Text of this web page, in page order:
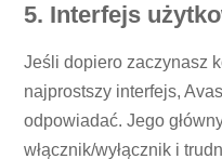
5. Interfejs
Jeśli dopiero zaczynasz
najprostszy interfejs,
odpowiadać. Jego
włącznik/wyłącznik i